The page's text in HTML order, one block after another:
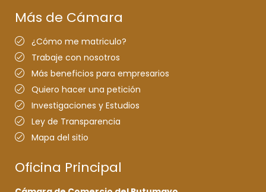
Más de Cámara
¿Cómo me matriculo?
Trabaje con nosotros
Más beneficios para empresarios
Quiero hacer una petición
Investigaciones y Estudios
Ley de Transparencia
Mapa del sitio
Oficina Principal